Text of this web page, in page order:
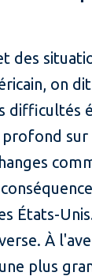
des
on
difficultés
sur
États-
À
plus